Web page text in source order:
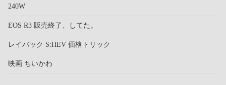
240W
EOS R3 販売終了、してた。
レイバック S:HEV 価格トリック
映画 ちいかわ